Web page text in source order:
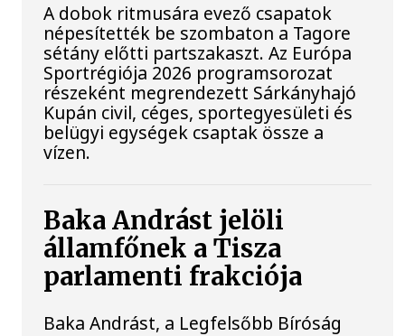
A dobok ritmusára evező csapatok
népesítették be szombaton a Tagore
sétány előtti partszakaszt. Az Európa
Sportrégiója 2026 programsorozat
részeként megrendezett Sárkányhajó
Kupán civil, céges, sportegyesületi és
belügyi egységek csaptak össze a
vízen.
Baka Andrást jelöli
államfőnek a Tisza
parlamenti frakciója
Baka Andrást, a Legfelsőbb Bíróság